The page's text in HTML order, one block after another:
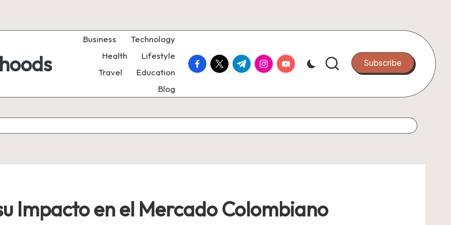
Business
Technology
Health
Lifestyle
Travel
Education
Blog
facebook.com
twitter.com
t.me instagram.com
youtube.com Subscribe
Impacto en el Mercado Colombiano